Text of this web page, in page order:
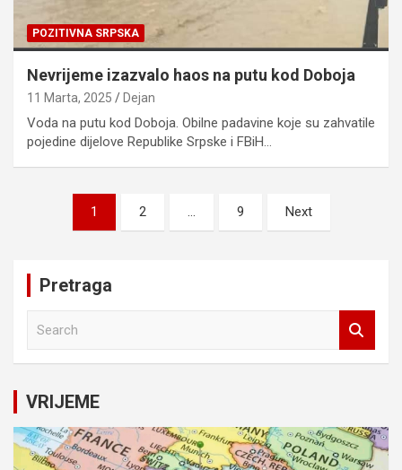
POZITIVNA SRPSKA
Nevrijeme izazvalo haos na putu kod Doboja
11 Marta, 2025 Dejan
Voda na putu kod Doboja. Obilne padavine koje su zahvatile
pojedine dijelove Republike Srpske i FBiH…
pagination
1 2 … 9 Next
Pretraga
c
h
VRIJEME